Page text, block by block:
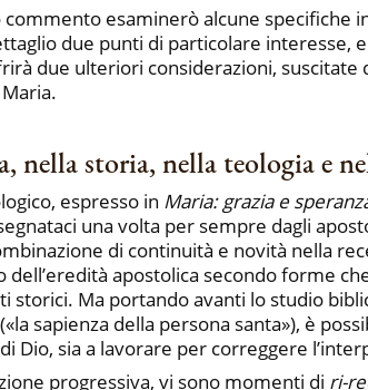
esaminerò alcune
due punti di particolare interesse,
due ulteriori considerazioni, suscitate
nella storia, nella teologia e
espresso in Maria: grazia e
una volta per sempre dagli
di continuità e novità nella
dell’eredità apostolica secondo forme
storici. Ma portando avanti lo studio
sapienza della persona santa»), è
Dio, sia a lavorare per correggere
progressiva, vi sono momenti di ri-